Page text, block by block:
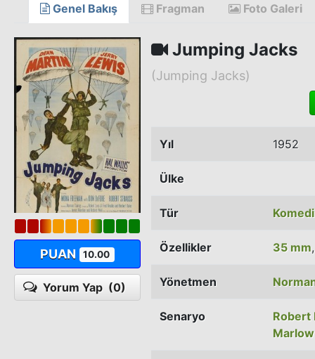
Genel Bakış Fragman Foto Galeri
PUAN 10.00
Yorum Yap (0)
Jumping Jacks
(Jumping Jacks)
Yıl 1952
Ülke
Tür Komedi
Özellikler 35 mm
Yönetmen
Senaryo
Robert
Marlow